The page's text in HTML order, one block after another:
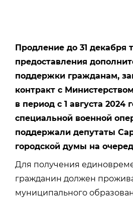
Продление до 31 декабря
предоставления
поддержки гражданам,
контракт с
в период с 1 августа 2024
специальной военной
поддержали депутаты
городской думы на
Для получения
гражданин должен
муниципального